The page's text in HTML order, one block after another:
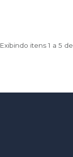
Exibindo itens 1 a 5 de